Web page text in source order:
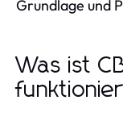
Grundlage und
Was ist